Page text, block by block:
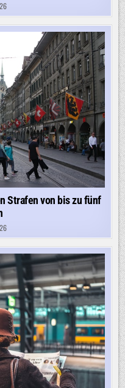
Strafen von bis zu fünf